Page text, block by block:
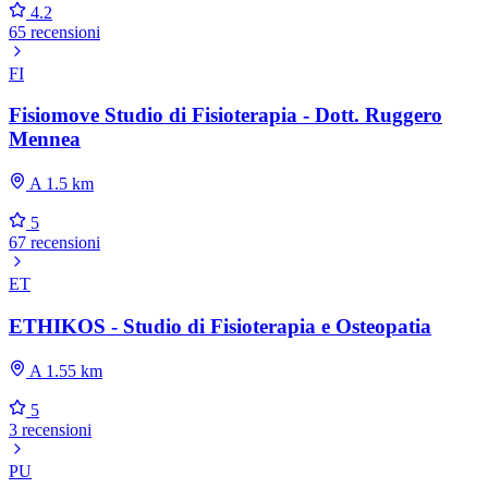
4.2
65 recensioni
FI
Fisiomove Studio di Fisioterapia - Dott. Ruggero
Mennea
A 1.5 km
5
67 recensioni
ET
ETHIKOS - Studio di Fisioterapia e Osteopatia
A 1.55 km
5
3 recensioni
PU